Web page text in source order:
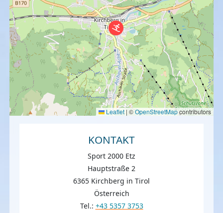
Leaflet | ©OpenStreetMapcontributors
KONTAKT
Sport 2000 Etz
Hauptstraße 2
6365 Kirchberg in Tirol
Österreich
Tel.: +43 5357 3753